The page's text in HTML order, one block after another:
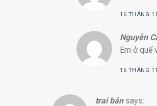
16 THÁNG
Nguyễn
Em ở quế
16 THÁNG
trai bản says: